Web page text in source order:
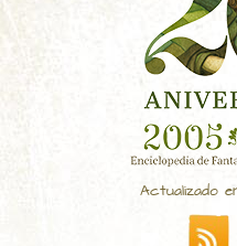
Actualizado